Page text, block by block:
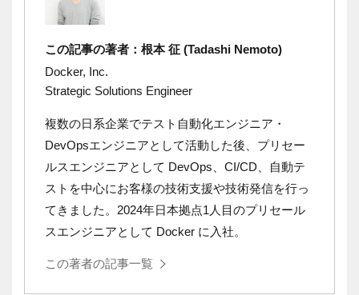
この記事の著者：根本 征 (Tadashi Nemoto)
Docker, Inc.
Strategic Solutions Engineer
複数の日系企業でテスト自動化エンジニア・
DevOpsエンジニアとして活動した後、プリセー
ルスエンジニアとして DevOps
CI/CD 、自動テ
ストを中心にお客様の技術支援や技術発信を行っ
てきました。 2024年日本拠点1 人目のプリセール
スエンジニアとして Docker に入社。
この著者の記事一覧